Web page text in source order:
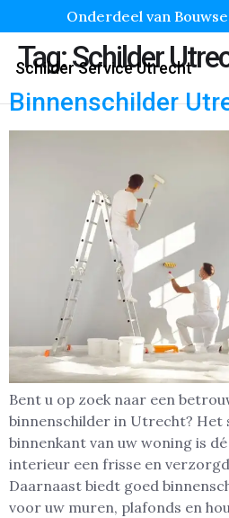
Onderdeel van
Schilder Service Utrecht
Tag:Schilder
Binnenschilder
Bent u op zoek naar een
binnenschilder in Utrecht? Het
binnenkant van uw woning is
interieur een frisse en
Daarnaast biedt goed
voor uw muren, plafonds en